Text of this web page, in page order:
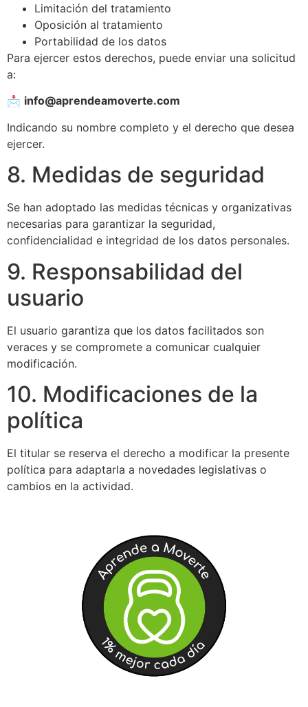
Limitación del tratamiento
Oposición al tratamiento
Portabilidad de los datos
Para ejercer estos derechos, puede enviar una solicitud
a:
📩 info@aprendeamoverte.com
Indicando su nombre completo y el derecho que desea
ejercer.
8. Medidas de seguridad
Se han adoptado las medidas técnicas y organizativas
necesarias para garantizar la seguridad,
confidencialidad e integridad de los datos personales.
9. Responsabilidad del
usuario
El usuario garantiza que los datos facilitados son
veraces y se compromete a comunicar cualquier
modificación.
10. Modificaciones de la
política
El titular se reserva el derecho a modificar la presente
política para adaptarla a novedades legislativas o
cambios en la actividad.